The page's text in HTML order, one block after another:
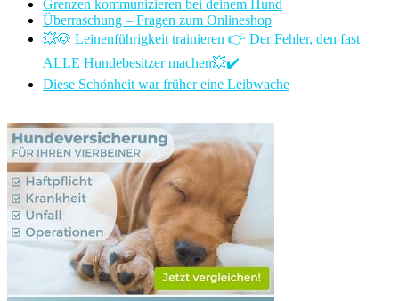
Grenzen kommunizieren bei deinem Hund
Überraschung – Fragen zum Onlineshop
💥🐶 Leinenführigkeit trainieren 👉 Der Fehler, den fast
ALLE Hundebesitzer machen💥✔️
Diese Schönheit war früher eine Leibwache